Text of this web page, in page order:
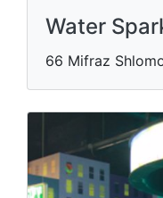
Water
66 Mifraz